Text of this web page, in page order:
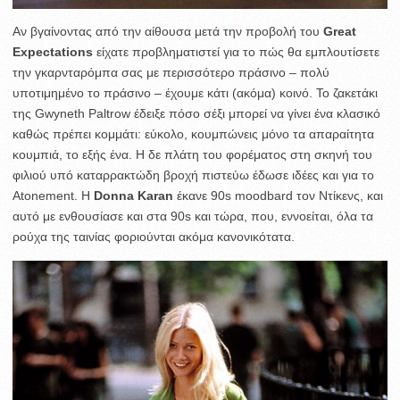
Αν βγαίνοντας από την αίθουσα μετά την προβολή του Great
Expectations είχατε προβληματιστεί για το πώς θα εμπλουτίσετε
την γκαρνταρόμπα σας με περισσότερο πράσινο – πολύ
υποτιμημένο το πράσινο – έχουμε κάτι (ακόμα) κοινό. Το ζακετάκι
της Gwyneth Paltrow έδειξε πόσο σέξι μπορεί να γίνει ένα κλασικό
καθώς πρέπει κομμάτι: εύκολο, κουμπώνεις μόνο τα απαραίτητα
κουμπιά, το εξής ένα. Η δε πλάτη του φορέματος στη σκηνή του
φιλιού υπό καταρρακτώδη βροχή πιστεύω έδωσε ιδέες και για το
Atonement. Η Donna Karan έκανε 90s moodbard τον Ντίκενς, και
αυτό με ενθουσίασε και στα 90s και τώρα, που, εννοείται, όλα τα
ρούχα της ταινίας φοριούνται ακόμα κανονικότατα.